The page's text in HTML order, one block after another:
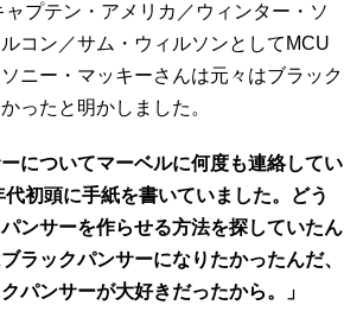
プテン・アメリカ／ウィンター・ソ
コン／サム・ウィルソンとしてMCU
ニー・マッキーさんは元々はブラック
ったと明かしました。
ーについてマーベルに何度も連絡してい
初頭に手紙を書いていました。どう
ンサーを作らせる方法を探していたん
ラックパンサーになりたかったんだ、
パンサーが大好きだったから。」